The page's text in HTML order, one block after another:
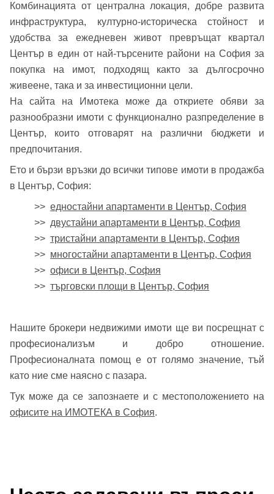
Комбинацията от централна локация, добре развита
инфраструктура, културно-историческа стойност и
удобства за ежедневен живот превръщат квартал
Център в един от най-търсените райони на София за
покупка на имот, подходящ както за дългосрочно
живеене, така и за инвестиционни цели.
На сайта на Имотека може да откриете обяви за
разнообразни имоти с функционално разпределение в
Център, които отговарят на различни бюджети и
предпочитания.
Ето и бързи връзки до всички типове имоти в продажба
в Център, София:
>> едностайни апартаменти в Център, София
>> двустайни апартаменти в Център, София
>> тристайни апартаменти в Център, София
>> многостайни апартаменти в Център, София
>> офиси в Център, София
>> търговски площи в Център, София
Нашите брокери недвижими имоти ще ви посрещнат с
професионализъм и добро отношение.
Професионалната помощ е от голямо значение, тъй
като ние сме наясно с пазара.
Тук може да се запознаете и с местоположението на
офисите на ИМОТЕКА в София.